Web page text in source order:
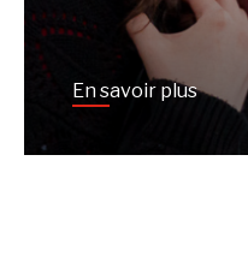
En savoir plus